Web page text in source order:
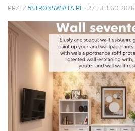
PRZEZ 5STRONSWIATA.PL · 27 LUTEGO 2026